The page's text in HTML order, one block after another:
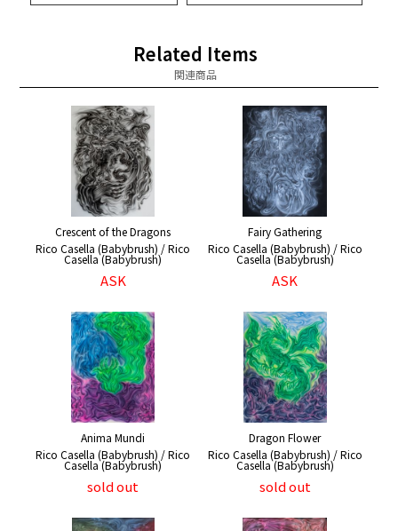
Related Items
関連商品
Crescent of the Dragons
Rico Casella (Babybrush) / Rico
Casella (Babybrush)
ASK
Fairy Gathering
Rico Casella (Babybrush) / Rico
Casella (Babybrush)
ASK
Anima Mundi
Rico Casella (Babybrush) / Rico
Casella (Babybrush)
sold out
Dragon Flower
Rico Casella (Babybrush) / Rico
Casella (Babybrush)
sold out